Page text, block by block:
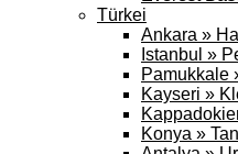
Türkei
Ankara »
Istanbul »
Pamukkale
Kayseri »
Konya »